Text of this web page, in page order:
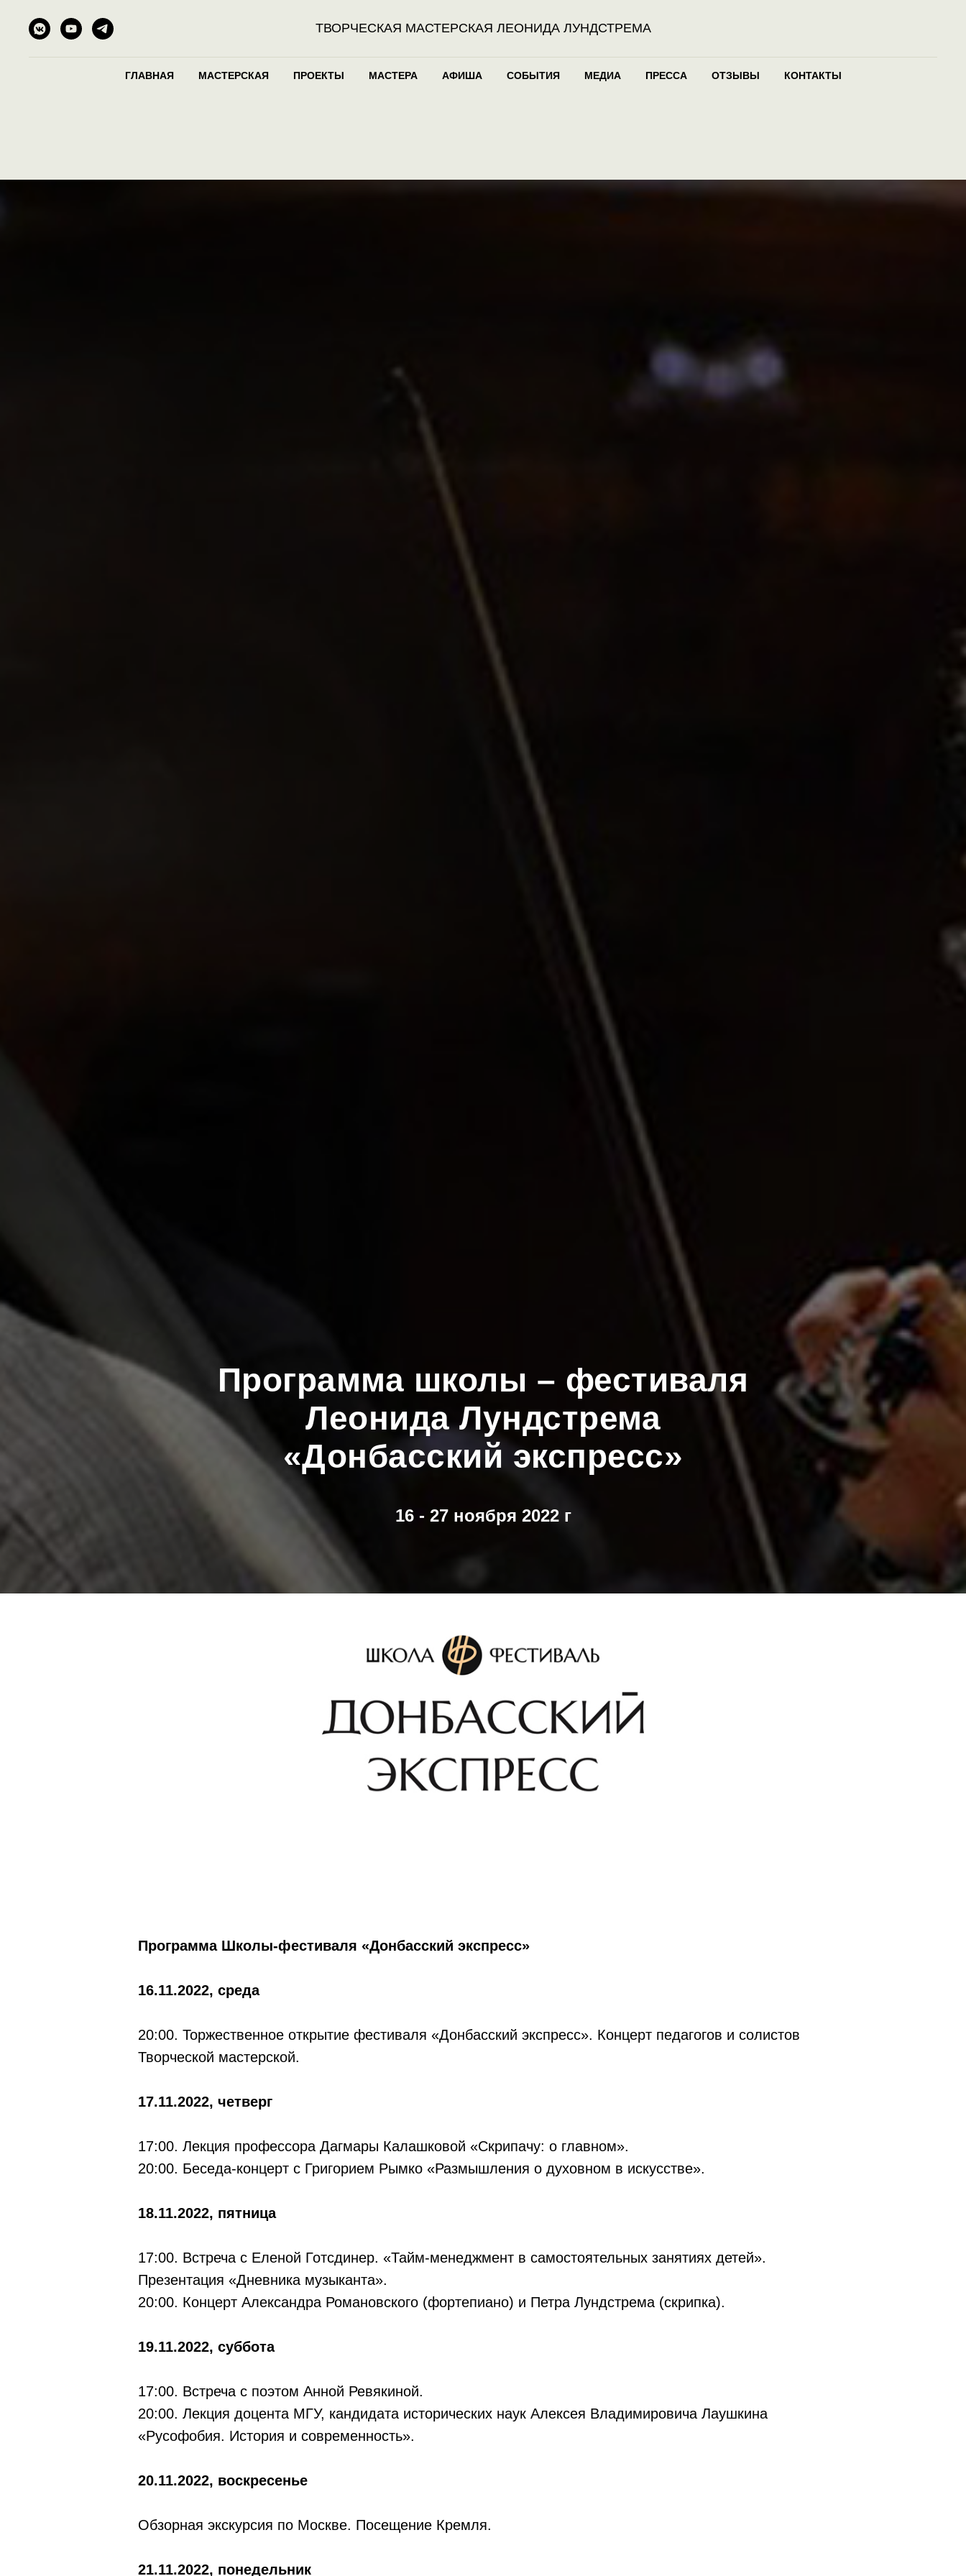
ТВОРЧЕСКАЯ МАСТЕРСКАЯ ЛЕОНИДА ЛУНДСТРЕМА
ГЛАВНАЯ МАСТЕРСКАЯ ПРОЕКТЫ МАСТЕРА АФИША СОБЫТИЯ МЕДИА ПРЕССА ОТЗЫВЫ КОНТАКТЫ
Программа школы – фестиваля
Леонида Лундстрема
«Донбасский экспресс»
16 - 27 ноября 2022 г
Программа Школы-фестиваля «Донбасский экспресс»
16.11.2022, среда
20:00. Торжественное открытие фестиваля «Донбасский экспресс». Концерт педагогов и солистов
Творческой мастерской.
17.11.2022, четверг
17:00. Лекция профессора Дагмары Калашковой «Скрипачу: о главном».
20:00. Беседа-концерт с Григорием Рымко «Размышления о духовном в искусстве».
18.11.2022, пятница
17:00. Встреча с Еленой Готсдинер. «Тайм-менеджмент в самостоятельных занятиях детей».
Презентация «Дневника музыканта».
20:00. Концерт Александра Романовского (фортепиано) и Петра Лундстрема (скрипка).
19.11.2022, суббота
17:00. Встреча с поэтом Анной Ревякиной.
20:00. Лекция доцента МГУ, кандидата исторических наук Алексея Владимировича Лаушкина
«Русофобия. История и современность».
20.11.2022, воскресенье
Обзорная экскурсия по Москве. Посещение Кремля.
21.11.2022, понедельник